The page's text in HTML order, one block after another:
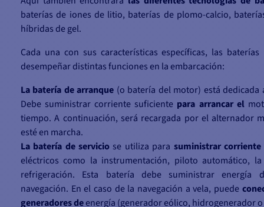
baterías de iones de litio, baterías de plomo-calcio,
híbridas de gel.
Cada una con sus características específicas, las
desempeñar distintas funciones en la embarcación:
La batería de arranque (o batería del motor) está dedicada
Debe suministrar corriente suficiente para arrancar el
tiempo. A continuación, será recargada por el alternador
esté en marcha.
La batería de servicio se utiliza para suministrar
eléctricos como la instrumentación, piloto automático,
refrigeración. Esta batería debe suministrar energía
navegación. En el caso de la navegación a vela, puede
generadores deenergía (generador eólico, hidrogenerador